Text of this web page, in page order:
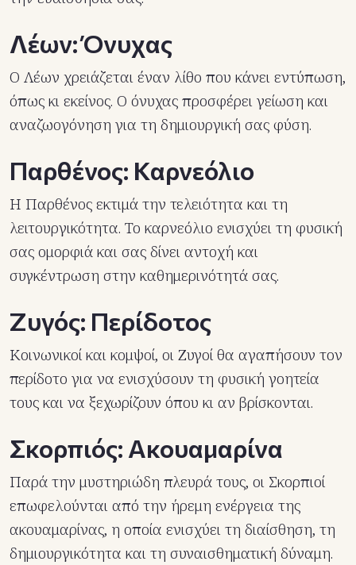
Λέων: Όνυχας
Ο Λέων χρειάζεται έναν λίθο που κάνει εντύπωση,
όπως κι εκείνος. Ο όνυχας προσφέρει γείωση και
αναζωογόνηση για τη δημιουργική σας φύση.
Παρθένος: Καρνεόλιο
Η Παρθένος εκτιμά την τελειότητα και τη
λειτουργικότητα. Το καρνεόλιο ενισχύει τη φυσική
σας ομορφιά και σας δίνει αντοχή και
συγκέντρωση στην καθημερινότητά σας.
Ζυγός: Περίδοτος
Κοινωνικοί και κομψοί, οι Ζυγοί θα αγαπήσουν τον
περίδοτο για να ενισχύσουν τη φυσική γοητεία
τους και να ξεχωρίζουν όπου κι αν βρίσκονται.
Σκορπιός: Ακουαμαρίνα
Παρά την μυστηριώδη πλευρά τους, οι Σκορπιοί
επωφελούνται από την ήρεμη ενέργεια της
ακουαμαρίνας, η οποία ενισχύει τη διαίσθηση, τη
δημιουργικότητα και τη συναισθηματική δύναμη.